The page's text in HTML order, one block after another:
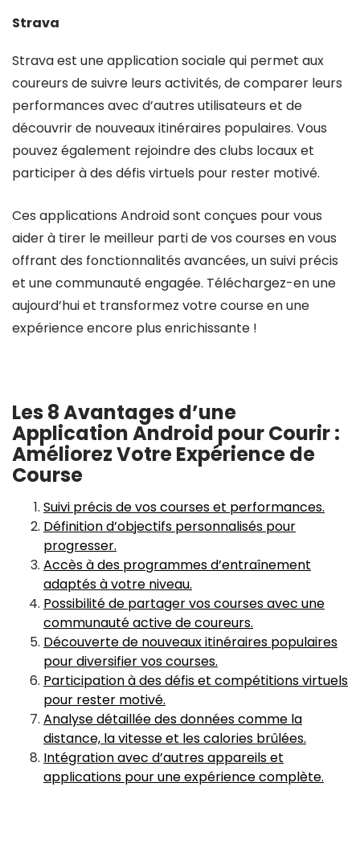
Strava
Strava est une application sociale qui permet aux
coureurs de suivre leurs activités, de comparer leurs
performances avec d’autres utilisateurs et de
découvrir de nouveaux itinéraires populaires. Vous
pouvez également rejoindre des clubs locaux et
participer à des défis virtuels pour rester motivé.
Ces applications Android sont conçues pour vous
aider à tirer le meilleur parti de vos courses en vous
offrant des fonctionnalités avancées, un suivi précis
et une communauté engagée. Téléchargez-en une
aujourd’hui et transformez votre course en une
expérience encore plus enrichissante !
Les 8 Avantages d’une
Application Android pour Courir :
Améliorez Votre Expérience de
Course
Suivi précis de vos courses et performances.
Définition d’objectifs personnalisés pour
progresser.
Accès à des programmes d’entraînement
adaptés à votre niveau.
Possibilité de partager vos courses avec une
communauté active de coureurs.
Découverte de nouveaux itinéraires populaires
pour diversifier vos courses.
Participation à des défis et compétitions virtuels
pour rester motivé.
Analyse détaillée des données comme la
distance, la vitesse et les calories brûlées.
Intégration avec d’autres appareils et
applications pour une expérience complète.